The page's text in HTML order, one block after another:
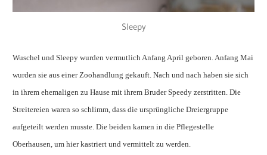
Sleepy
Wuschel und Sleepy wurden vermutlich Anfang April geboren. Anfang Mai
wurden sie aus einer Zoohandlung gekauft. Nach und nach haben sie sich
in ihrem ehemaligen zu Hause mit ihrem Bruder Speedy zerstritten. Die
Streitereien waren so schlimm, dass die ursprüngliche Dreiergruppe
aufgeteilt werden musste. Die beiden kamen in die Pflegestelle
Oberhausen, um hier kastriert und vermittelt zu werden.